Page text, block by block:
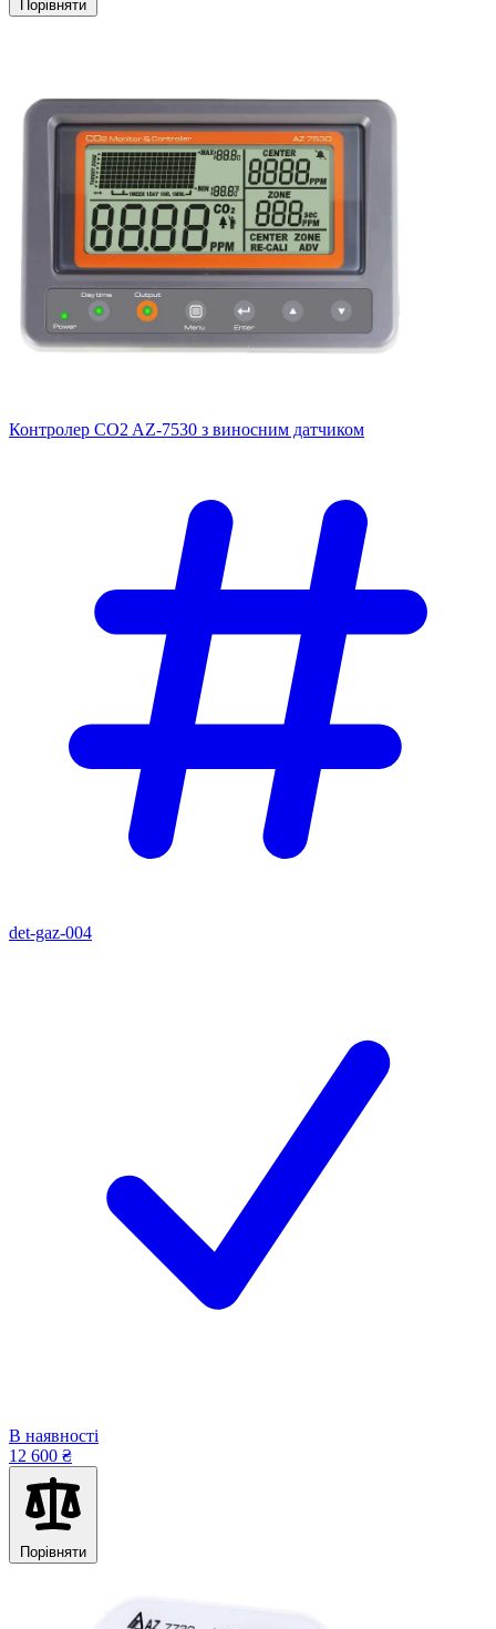
Порівняти
Контролер CO2 AZ-7530 з виносним датчиком
det-gaz-004
В наявності
12 600 ₴
Порівняти